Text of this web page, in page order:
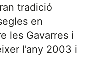
tradició
en
les Gavarres i
l’any 2003 i